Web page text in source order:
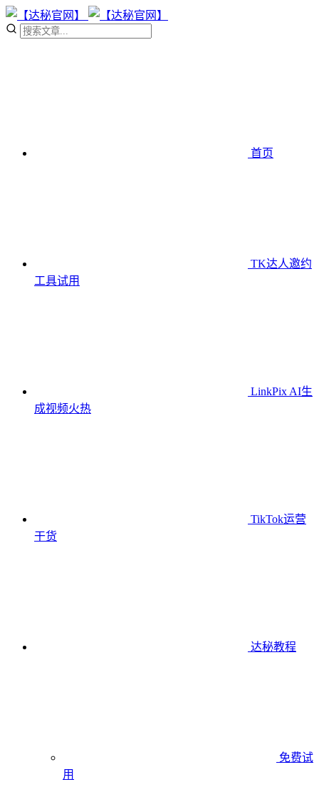
首页
TK达人邀约
工具试用
LinkPix AI生
成视频火热
TikTok运营
干货
达秘教程
免费试
用